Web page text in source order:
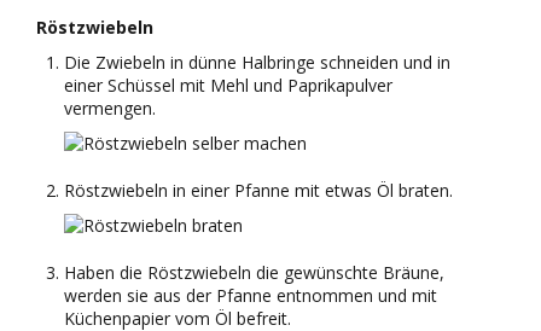
Röstzwiebeln
Die Zwiebeln in dünne Halbringe schneiden und in
einer Schüssel mit Mehl und Paprikapulver
vermengen.
Röstzwiebeln in einer Pfanne mit etwas Öl braten.
Haben die Röstzwiebeln die gewünschte Bräune,
werden sie aus der Pfanne entnommen und mit
Küchenpapier vom Öl befreit.